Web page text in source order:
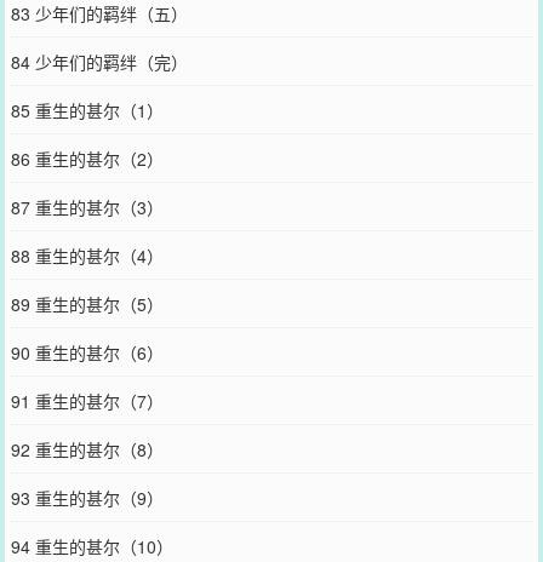
83 少年们的羁绊（五）
84 少年们的羁绊（完）
85 重生的甚尔（1）
86 重生的甚尔（2）
87 重生的甚尔（3）
88 重生的甚尔（4）
89 重生的甚尔（5）
90 重生的甚尔（6）
91 重生的甚尔（7）
92 重生的甚尔（8）
93 重生的甚尔（9）
94 重生的甚尔（10）